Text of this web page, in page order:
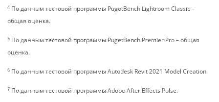
4 По данным тестовой программы PugetBench Lightroom Classic –
общая оценка.
5 По данным тестовой программы PugetBench Premier Pro – общая
оценка.
6 По данным тестовой программы Autodesk Revit 2021 Model Creation.
7 По данным тестовой программы Adobe After Effects Pulse.